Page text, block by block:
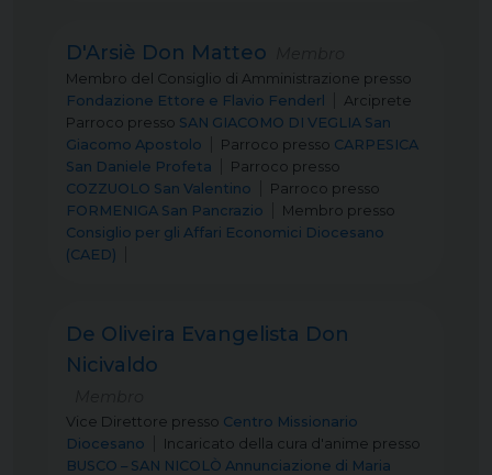
D'Arsiè Don Matteo
Membro del Consiglio di Amministrazione presso
Fondazione Ettore e Flavio Fenderl
Arciprete
Parroco presso SAN GIACOMO DI VEGLIA San
Giacomo Apostolo
Parroco presso CARPESICA
San Daniele Profeta
Parroco presso
COZZUOLO San Valentino
Parroco presso
FORMENIGA San Pancrazio
Membro presso
Consiglio per gli Affari Economici Diocesano
(CAED)
De Oliveira Evangelista Don
Nicivaldo
Vice Direttore presso Centro Missionario
Diocesano
Incaricato della cura d'anime presso
BUSCO – SAN NICOLÒ Annunciazione di Maria